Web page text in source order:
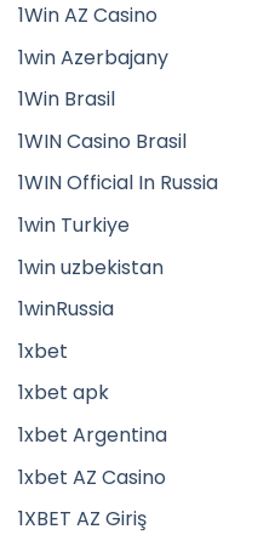
1Win AZ Casino
1win Azerbajany
1Win Brasil
1WIN Casino Brasil
1WIN Official In Russia
1win Turkiye
1win uzbekistan
1winRussia
1xbet
1xbet apk
1xbet Argentina
1xbet AZ Casino
1XBET AZ Giriş